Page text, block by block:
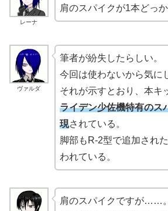
レーナ
肩のスパイクが1本どっか
ヴァルダ
筆者が紛失したらしい。
今回は使わないから気に
それが示すとおり、本キ
ライデン少佐機特有のス
現されている。
脚部もR-2型で追加され
われている。
肩のスパイクですが……。